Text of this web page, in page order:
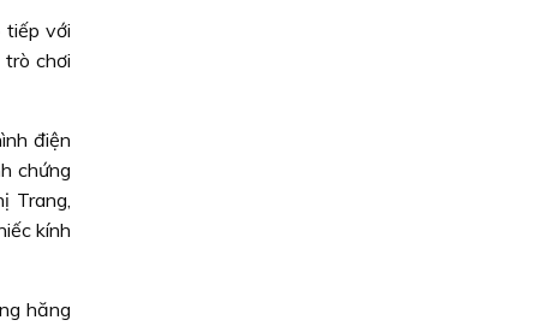
tiếp với
chơi
điện
chứng
Trang,
kính
hăng